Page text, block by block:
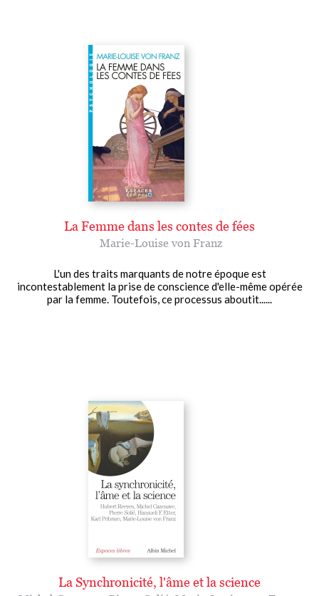
La Femme dans les contes de fées
Marie-Louise von Franz
L'un des traits marquants de notre époque est
incontestablement la prise de conscience d'elle-même opérée
par la femme. Toutefois, ce processus aboutit......
La Synchronicité, l'âme et la science